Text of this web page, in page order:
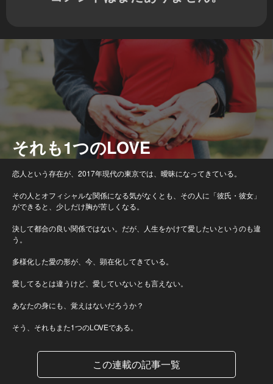
それも1つのLOVE
恋人という存在が、2017年現代の東京では、曖昧になってきている。
その人とオフィシャルな関係になる気がなくとも、その人に「彼氏・彼女」
ができると、少しだけ胸が苦しくなる。
決して都合の良い関係ではない。だが、人生をかけて愛したいというのも違
う。
多様化した愛の形が、今、顕在化してきている。
愛してるとは違うけど、愛していないとも言えない。
あなたの身にも、覚えはないだろうか？
そう、それもまた1つのLOVEである。
この連載の記事一覧